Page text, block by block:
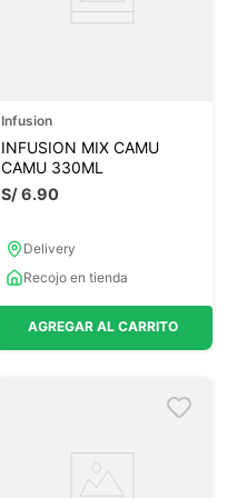
Infusion
INFUSION MIX CAMU
CAMU 330ML
S/6.90
Delivery
Recojo en tienda
AGREGAR AL CARRITO